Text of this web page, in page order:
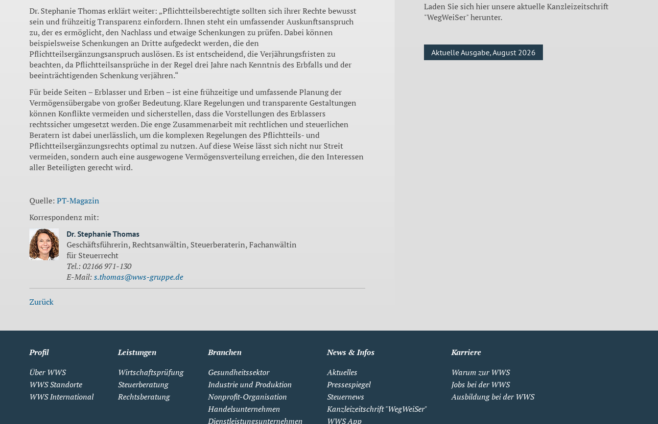
Dr. Stephanie Thomas erklärt weiter: „Pflichtteilsberechtigte sollten sich ihrer Rechte bewusst
sein und frühzeitig Transparenz einfordern. Ihnen steht ein umfassender Auskunftsanspruch
zu, der es ermöglicht, den Nachlass und etwaige Schenkungen zu prüfen. Dabei können
beispielsweise Schenkungen an Dritte aufgedeckt werden, die den
Pflichtteilsergänzungsanspruch auslösen. Es ist entscheidend, die Verjährungsfristen zu
beachten, da Pflichtteilsansprüche in der Regel drei Jahre nach Kenntnis des Erbfalls und der
beeinträchtigenden Schenkung verjähren.“
Für beide Seiten – Erblasser und Erben – ist eine frühzeitige und umfassende Planung der
Vermögensübergabe von großer Bedeutung. Klare Regelungen und transparente Gestaltungen
können Konflikte vermeiden und sicherstellen, dass die Vorstellungen des Erblassers
rechtssicher umgesetzt werden. Die enge Zusammenarbeit mit rechtlichen und steuerlichen
Beratern ist dabei unerlässlich, um die komplexen Regelungen des Pflichtteils- und
Pflichtteilsergänzungsrechts optimal zu nutzen. Auf diese Weise lässt sich nicht nur Streit
vermeiden, sondern auch eine ausgewogene Vermögensverteilung erreichen, die den Interessen
aller Beteiligten gerecht wird.
Quelle: PT-Magazin
Korrespondenz mit:
Dr. Stephanie Thomas
Geschäftsführerin, Rechtsanwältin, Steuerberaterin, Fachanwältin
für Steuerrecht
Tel.: 02166 971-130
E-Mail: s.thomas@wws-gruppe.de
Zurück
Laden Sie sich hier unsere aktuelle Kanzleizeitschrift
"WegWeiSer" herunter.
Aktuelle Ausgabe, August 2026
Profil
Über WWS
WWS Standorte
WWS International
Leistungen
Wirtschaftsprüfung
Steuerberatung
Rechtsberatung
Branchen
Gesundheitssektor
Industrie und Produktion
Nonprofit-Organisation
Handelsunternehmen
Dienstleistungsunternehmen
News & Infos
Aktuelles
Pressespiegel
Steuernews
Kanzleizeitschrift "WegWeiSer"
WWS App
Karriere
Warum zur WWS
Jobs bei der WWS
Ausbildung bei der WWS